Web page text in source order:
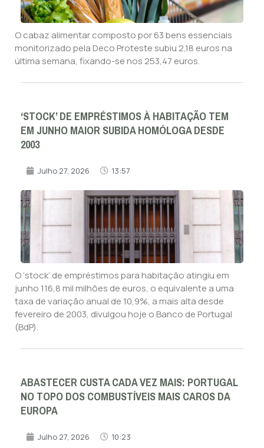
O cabaz alimentar composto por 63 bens essenciais
monitorizado pela Deco Proteste subiu 2,18 euros na
última semana, fixando-se nos 253,47 euros.
‘STOCK’ DE EMPRÉSTIMOS À HABITAÇÃO TEM
EM JUNHO MAIOR SUBIDA HOMÓLOGA DESDE
2003
Julho 27, 2026 13:57
O ‘stock’ de empréstimos para habitação atingiu em
junho 116,8 mil milhões de euros, o equivalente a uma
taxa de variação anual de 10,9%, a mais alta desde
fevereiro de 2003, divulgou hoje o Banco de Portugal
(BdP).
ABASTECER CUSTA CADA VEZ MAIS: PORTUGAL
NO TOPO DOS COMBUSTÍVEIS MAIS CAROS DA
EUROPA
Julho 27, 2026 10:23